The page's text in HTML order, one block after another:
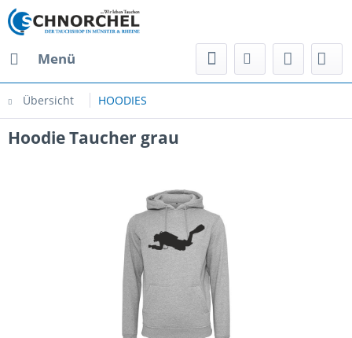
Menü
Übersicht HOODIES
Hoodie Taucher grau